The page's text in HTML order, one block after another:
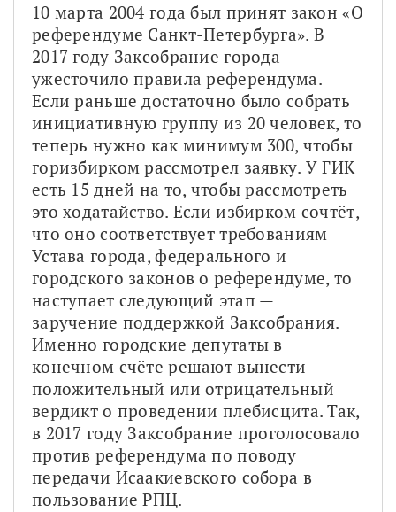
10 марта 2004 года был принят закон «О
референдуме Санкт-Петербурга». В
2017 году Заксобрание города
ужесточило правила референдума.
Если раньше достаточно было собрать
инициативную группу из 20 человек, то
теперь нужно как минимум 300, чтобы
горизбирком рассмотрел заявку. У ГИК
есть 15 дней на то, чтобы рассмотреть
это ходатайство. Если избирком сочтёт,
что оно соответствует требованиям
Устава города, федерального и
городского законов о референдуме, то
наступает следующий этап —
заручение поддержкой Заксобрания.
Именно городские депутаты в
конечном счёте решают вынести
положительный или отрицательный
вердикт о проведении плебисцита. Так,
в 2017 году Заксобрание проголосовало
против референдума по поводу
передачи Исаакиевского собора в
пользование РПЦ.